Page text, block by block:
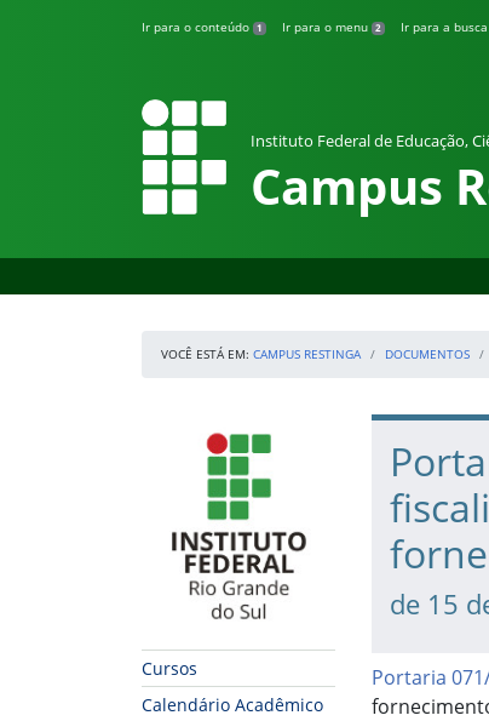
Ir para o conteúdo 1 Ir para o menu 2 Ir para a busca
Instituto Federal de Educação,
Campus
VOCÊ ESTÁ EM: CAMPUS RESTINGA DOCUMENTOS
Início da navegação
Cursos
Calendário Acadêmico
Início do
de 15
Portaria